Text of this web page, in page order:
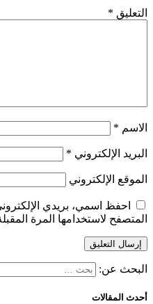
التعليق *
الاسم *
البريد الإلكتروني *
الموقع الإلكتروني
احفظ اسمي، بريدي
المتصفح لاستخدامها المرة
البحث عن:
أحدث المقالات